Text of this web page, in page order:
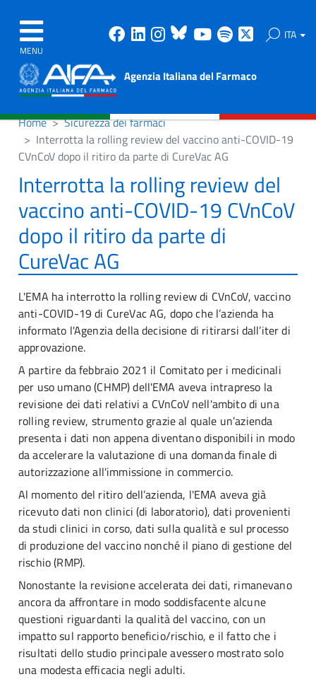
MENU
Facebook
Linkedin
Instagram
Bluesky
Youtube
Spotify ITA
Agenzia Italiana del Farmaco
Home
Sicurezza dei farmaci
Interrotta la rolling review del vaccino anti-COVID-19
CVnCoV dopo il ritiro da parte di CureVac AG
Interrotta la rolling review del
vaccino anti-COVID-19 CVnCoV
dopo il ritiro da parte di
CureVac AG
L'EMA ha interrotto la rolling review di CVnCoV, vaccino
anti-COVID-19 di CureVac AG, dopo che l’azienda ha
informato l'Agenzia della decisione di ritirarsi dall’iter di
approvazione.
A partire da febbraio 2021 il Comitato per i medicinali
per uso umano (CHMP) dell'EMA aveva intrapreso la
revisione dei dati relativi a CVnCoV nell'ambito di una
rolling review, strumento grazie al quale un’azienda
presenta i dati non appena diventano disponibili in modo
da accelerare la valutazione di una domanda finale di
autorizzazione all'immissione in commercio.
Al momento del ritiro dell’azienda, l'EMA aveva già
ricevuto dati non clinici (di laboratorio), dati provenienti
da studi clinici in corso, dati sulla qualità e sul processo
di produzione del vaccino nonché il piano di gestione del
rischio (RMP).
Nonostante la revisione accelerata dei dati, rimanevano
ancora da affrontare in modo soddisfacente alcune
questioni riguardanti la qualità del vaccino, con un
impatto sul rapporto beneficio/rischio, e il fatto che i
risultati dello studio principale avessero mostrato solo
una modesta efficacia negli adulti.